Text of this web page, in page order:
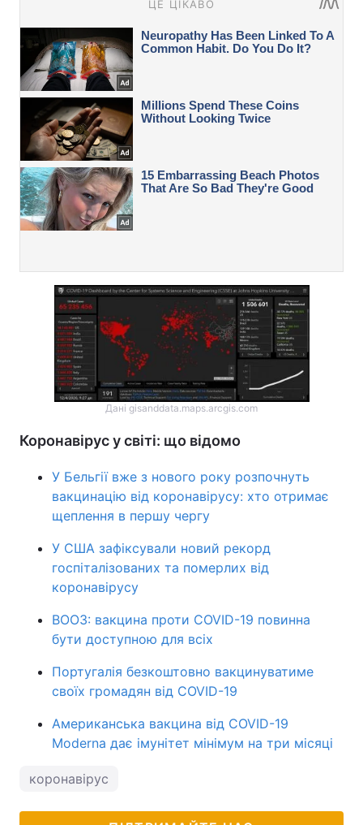
Дані gisanddata.maps.arcgis.com
Коронавірус у світі: що відомо
У Бельгії вже з нового року розпочнуть
вакцинацію від коронавірусу: хто отримає
щеплення в першу чергу
У США зафіксували новий рекорд
госпіталізованих та померлих від
коронавірусу
ВООЗ: вакцина проти COVID-19 повинна
бути доступною для всіх
Португалія безкоштовно вакцинуватиме
своїх громадян від COVID-19
Американська вакцина від COVID-19
Moderna дає імунітет мінімум на три місяці
коронавірус